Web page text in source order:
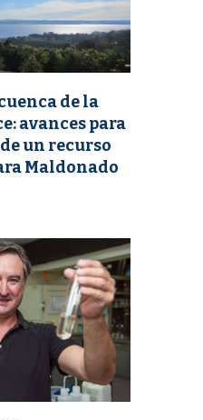
de la
avances para
un recurso
Maldonado